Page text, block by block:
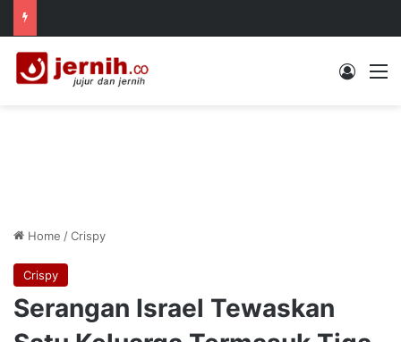
Log In
Home /Crispy
Crispy
Serangan Israel Tewaskan